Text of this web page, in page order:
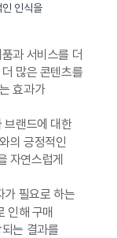
인식을
과 서비스를 더
많은 콘텐츠를
효과가
브랜드에 대한
의 긍정적인
자연스럽게
필요로 하는
인해 구매
는 결과를